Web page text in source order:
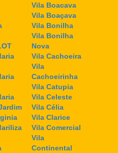
Vila Boacava
Vila Boaçava
Vila Bonilha
Vila Bonilha
Nova
Vila Cachoeira
Vila
Cachoeirinha
Vila Catupia
Vila Celeste
Vila Célia
Vila Clarice
Vila Comercial
Vila
Continental